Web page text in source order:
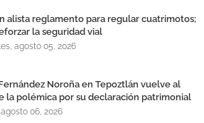
alista reglamento para regular cuatrimotos;
la seguridad vial
agosto 05, 2026
Noroña en Tepoztlán vuelve al
la polémica por su declaración patrimonial
06, 2026